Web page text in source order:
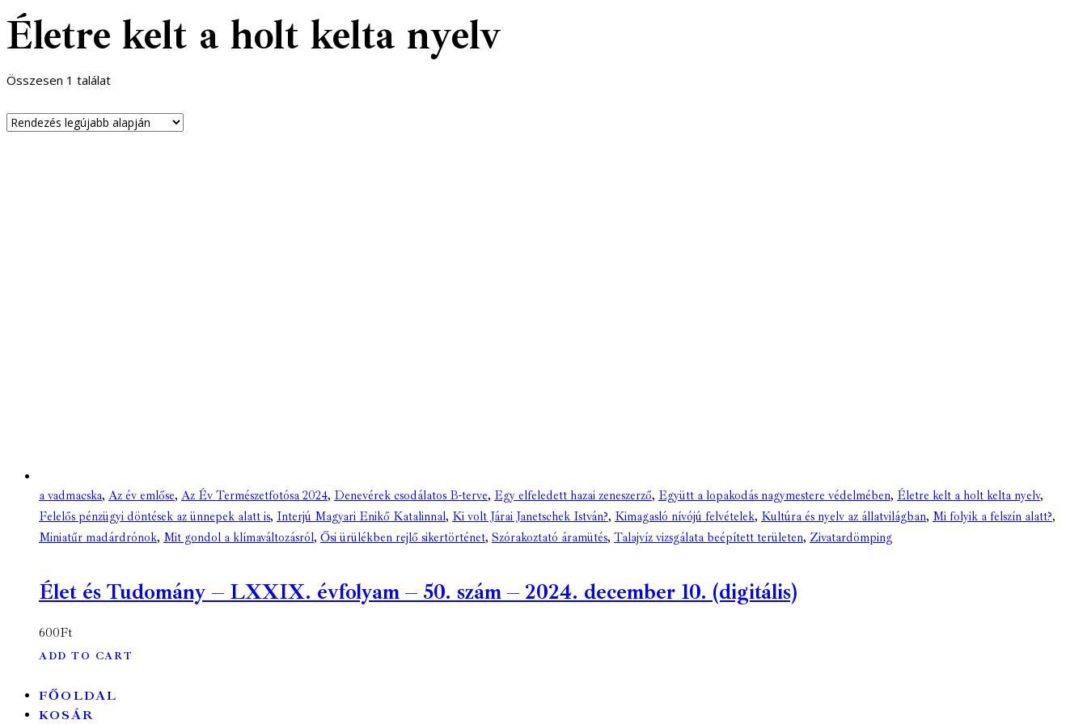
Életre kelt a holt kelta nyelv
Összesen 1 találat
a vadmacska, Az év emlőse, Az Év Természetfotósa 2024, Denevérek csodálatos B-terve, Egy elfeledett hazai zeneszerző, Együtt a lopakodás nagymestere védelmében, Életre kelt a holt kelta nyelv,
Felelős pénzügyi döntések az ünnepek alatt is, Interjú Magyari Enikő Katalinnal, Ki volt Járai Janetschek István?, Kimagasló nívójú felvételek, Kultúra és nyelv az állatvilágban, Mi folyik a felszín alatt?,
Miniatűr madárdrónok, Mit gondol a klímaváltozásról, Ősi ürülékben rejlő sikertörténet, Szórakoztató áramütés, Talajvíz vizsgálata beépített területen, Zivatardömping
Élet és Tudomány – LXXIX. évfolyam – 50. szám – 2024. december 10. (digitális)
600Ft
ADD TO CART
FŐOLDAL
KOSÁR